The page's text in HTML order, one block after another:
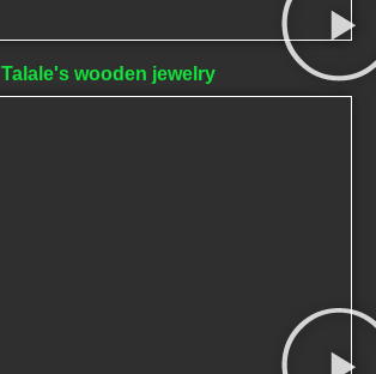
Talale's wooden jewelry